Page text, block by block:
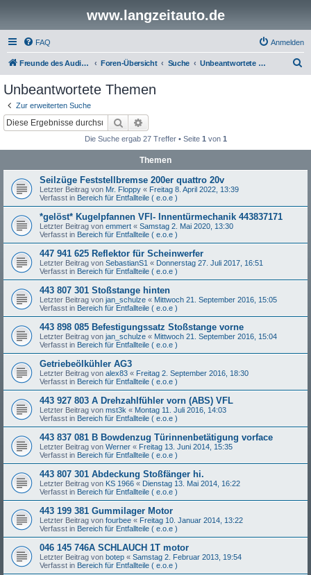
www.langzeitauto.de
FAQ Anmelden
Freunde des Audi Typ 44 e.V. Foren-Übersicht Suche Unbeantwortete Themen
Unbeantwortete Themen
Zur erweiterten Suche
Suche
Die Suche ergab 27 Treffer • Seite 1 von 1
Themen
Seilzüge Feststellbremse 200er quattro 20v
Letzter Beitrag von Mr. Floppy « Freitag 8. April 2022, 13:39
Verfasst in Bereich für Entfallteile ( e.o.e )
*gelöst* Kugelpfannen VFl- Innentürmechanik 443837171
Letzter Beitrag von emmert « Samstag 2. Mai 2020, 13:30
Verfasst in Bereich für Entfallteile ( e.o.e )
447 941 625 Reflektor für Scheinwerfer
Letzter Beitrag von SebastianS1 « Donnerstag 27. Juli 2017, 16:51
Verfasst in Bereich für Entfallteile ( e.o.e )
443 807 301 Stoßstange hinten
Letzter Beitrag von jan_schulze « Mittwoch 21. September 2016, 15:05
Verfasst in Bereich für Entfallteile ( e.o.e )
443 898 085 Befestigungssatz Stoßstange vorne
Letzter Beitrag von jan_schulze « Mittwoch 21. September 2016, 15:04
Verfasst in Bereich für Entfallteile ( e.o.e )
Getriebeölkühler AG3
Letzter Beitrag von alex83 « Freitag 2. September 2016, 18:30
Verfasst in Bereich für Entfallteile ( e.o.e )
443 927 803 A Drehzahlfühler vorn (ABS) VFL
Letzter Beitrag von mst3k « Montag 11. Juli 2016, 14:03
Verfasst in Bereich für Entfallteile ( e.o.e )
443 837 081 B Bowdenzug Türinnenbetätigung vorface
Letzter Beitrag von Werner « Freitag 13. Juni 2014, 15:35
Verfasst in Bereich für Entfallteile ( e.o.e )
443 807 301 Abdeckung Stoßfänger hi.
Letzter Beitrag von KS 1966 « Dienstag 13. Mai 2014, 16:22
Verfasst in Bereich für Entfallteile ( e.o.e )
443 199 381 Gummilager Motor
Letzter Beitrag von fourbee « Freitag 10. Januar 2014, 13:22
Verfasst in Bereich für Entfallteile ( e.o.e )
046 145 746A SCHLAUCH 1T motor
Letzter Beitrag von botep « Samstag 2. Februar 2013, 19:54
Verfasst in Bereich für Entfallteile ( e.o.e )